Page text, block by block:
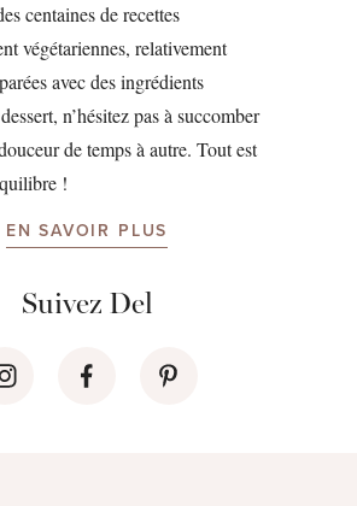
centaines de recettes
végétariennes, relativement
avec des ingrédients
n’hésitez pas à succomber
de temps à autre. Tout est
!
EN SAVOIR PLUS
Suivez Del